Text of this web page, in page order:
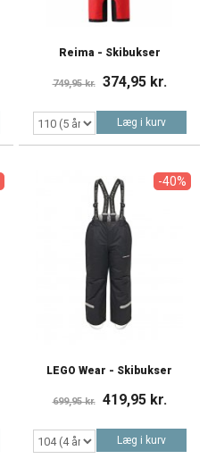
Reima - Skibukser
749,95 kr. 374,95 kr.
Læg i kurv
-40%
LEGO Wear - Skibukser
699,95 kr. 419,95 kr.
Læg i kurv